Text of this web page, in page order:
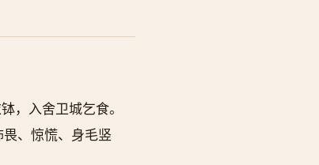
，入舍卫城乞食。
、惊慌、身毛竖